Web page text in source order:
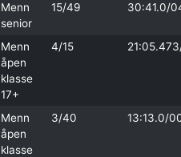
Menn
senior
15/49 30:41.0/
Menn
åpen
klasse
17+
4/15
Menn
åpen
klasse
3/40 13:13.0/